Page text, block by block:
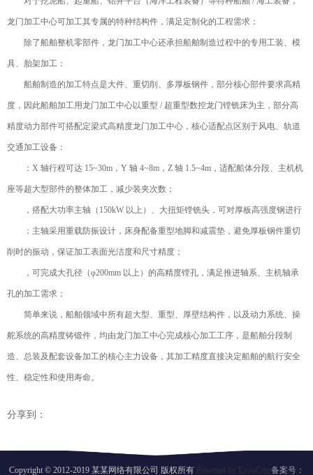
龙门加工中心可加工其专属的特种结构件，满足定制化的工程需求：
除了船舶整机零部件，龙门加工中心还承担船舶制造过程中的专用工装、模
具、胎架加工：
船舶制造的加工特点是大件、重切削、多厚板钢件，部分核心部件要求高精
度，因此船舶加工用龙门加工中心以重型 / 超重型数控龙门镗铣床为主，部分高
精度动力部件可搭配定梁式高精度龙门加工中心，核心适配点区别于风电、轨道
交通加工设备：
：X 轴行程可达 15~30m，Y 轴 4~8m，Z 轴 1.5~4m，适配船体分段、主机机
座等超大型部件的整体加工，减少装夹次数；
，搭配大功率主轴（150kW 以上）、大扭矩镗铣头，可对厚板高强度钢进行
：主轴采用重载防振设计，床身配备重型地脚和减震垫，避免厚板钢件重切
削时的振动，保证加工表面光洁度和尺寸精度；
，可完成大孔径（φ200mm 以上）的高精度镗孔，满足推进轴系、主机轴承
孔的加工需求；
简单来说，船舶领域中所有超大型、重型、厚壁结构件，以及动力系统、操
舵系统的高精度铸锻件，均由龙门加工中心完成核心加工工序，是船舶分段制
造、总装及配套设备加工的核心主力设备，其加工精度直接决定船舶的航行安全
性、稳定性和使用寿命。
分享到：
Copyright © 2012-2019 某某网络有限公司 版权所有Powered by EyouCms备案号：